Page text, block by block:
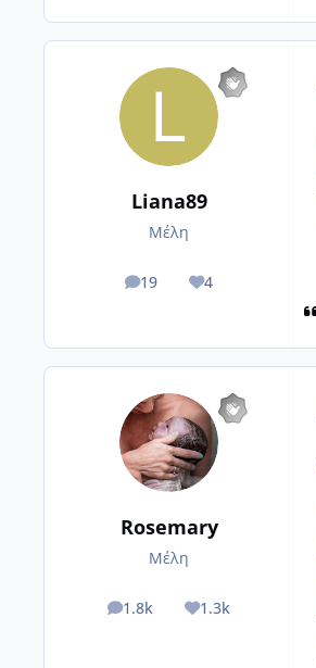
Liana89
Μέλη
19
posts 4
Reputation
Rosemary
Μέλη
1.8k
posts 1.3k
Reputation